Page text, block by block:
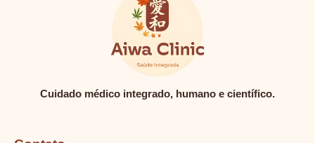
Cuidado médico integrado, humano e científico.